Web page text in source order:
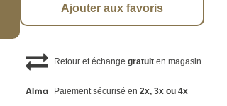
Ajouter aux favoris
Retour et échange gratuiten magasin
Paiement sécurisé en 2x, 3x ou 4x